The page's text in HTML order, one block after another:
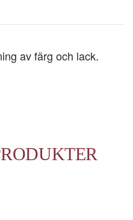
av färg och lack.